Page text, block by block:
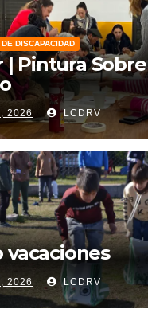
DISCAPACIDAD
| Pintura
2026 LCDRV
vacaciones
2026 LCDRV